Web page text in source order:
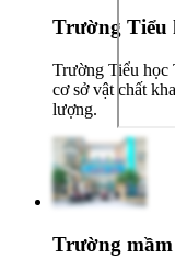
Trường Tiểu
Trường Tiểu học
cơ sở vật chất
lượng.
Trường